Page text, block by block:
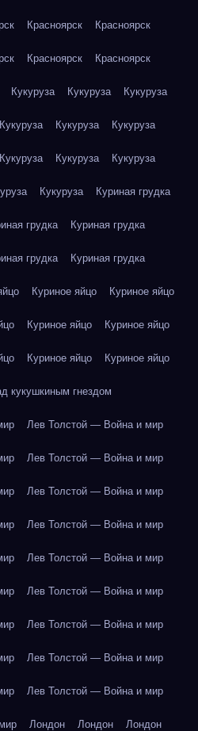
Красноярск Красноярск
Красноярск Красноярск
Кукуруза Кукуруза Кукуруза
Кукуруза Кукуруза Кукуруза
Кукуруза Кукуруза Кукуруза
Кукуруза Куриная грудка
грудка Куриная грудка
грудка Куриная грудка
Куриное яйцо Куриное яйцо
Куриное яйцо Куриное яйцо
Куриное яйцо Куриное яйцо
кукушкиным гнездом
Лев Толстой — Война и мир
Лев Толстой — Война и мир
Лев Толстой — Война и мир
Лев Толстой — Война и мир
Лев Толстой — Война и мир
Лев Толстой — Война и мир
Лев Толстой — Война и мир
Лев Толстой — Война и мир
Лев Толстой — Война и мир
Лондон Лондон Лондон